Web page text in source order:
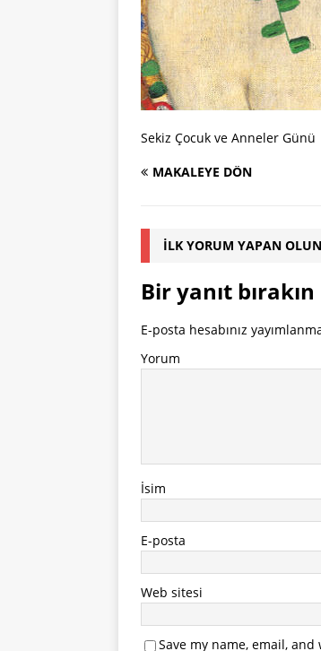
Sekiz Çocuk ve Anneler Günü
MAKALEYE DÖN
İLK YORUM YAPAN OLUN
Bir yanıt bırakın
E-posta hesabınız
Yorum
İsim
E-posta
Web sitesi
Save my name, email,